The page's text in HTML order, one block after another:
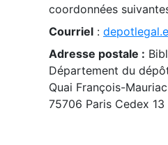
coordonnées
Courriel :
Adresse postale :
Département du
Quai François-Mauriac
75706 Paris Cedex 13